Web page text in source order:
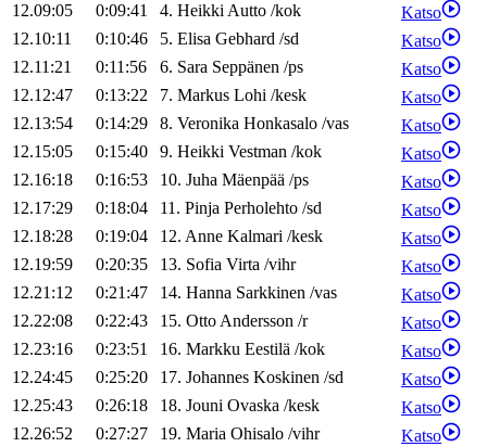
12.09:05
0:09:41 4. HeikkiAutto /kok
Katso
12.10:11
0:10:46 5. Elisa Gebhard /sd
Katso
12.11:21
0:11:56 6. Sara Seppänen /ps
Katso
12.12:47
0:13:22 7. Markus Lohi /kesk
Katso
12.13:54
0:14:29 8. Veronika Honkasalo /vas
Katso
12.15:05
0:15:40 9. Heikki Vestman /kok
Katso
12.16:18
0:16:53 10. Juha Mäenpää /ps
Katso
12.17:29
0:18:04 11. Pinja Perholehto /sd
Katso
12.18:28
0:19:04 12. Anne Kalmari /kesk
Katso
12.19:59
0:20:35 13. Sofia Virta /vihr
Katso
12.21:12
0:21:47 14. Hanna Sarkkinen /vas
Katso
12.22:08
0:22:43 15. OttoAndersson /r
Katso
12.23:16
0:23:51 16. Markku Eestilä /kok
Katso
12.24:45
0:25:20 17. Johannes Koskinen /sd
Katso
12.25:43
0:26:18 18. Jouni Ovaska /kesk
Katso
12.26:52
0:27:27 19. Maria Ohisalo /vihr
Katso